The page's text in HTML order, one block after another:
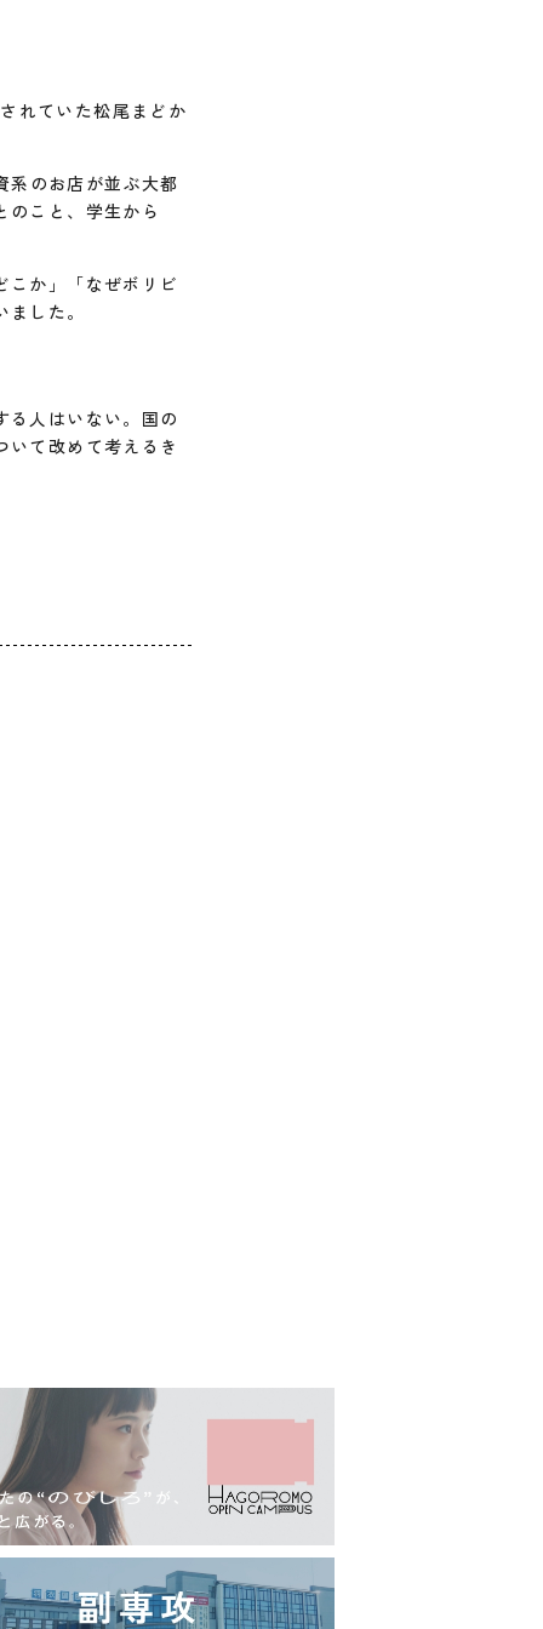
れていた松尾まどか
系のお店が並ぶ大都
のこと、学生から
こか」「なぜボリビ
した。
る人はいない。国の
て改めて考えるき